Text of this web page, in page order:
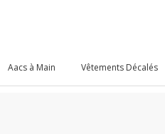
Aacs à Main Vêtements Décalés